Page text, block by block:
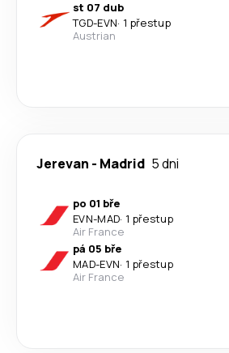
st 07 dub
TGD-EVN· 1 přestup
Austrian
Jerevan - Madrid 5 dni
po 01 bře
EVN-MAD· 1 přestup
Air France
pá 05 bře
MAD-EVN· 1 přestup
Air France